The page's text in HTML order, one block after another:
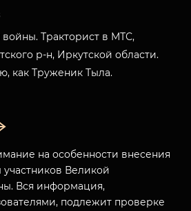
Тракторист в МТС,
р-н, Иркутской области.
как Труженик Тыла.
на особенности внесения
Великой
Вся информация,
подлежит проверке